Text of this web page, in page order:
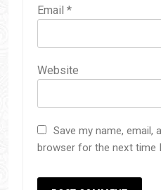
Email *
Website
Save my name, email,
browser for the next time